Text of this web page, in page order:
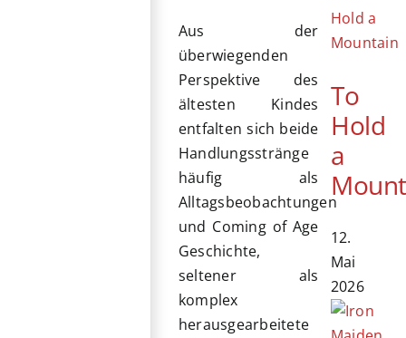
Aus der
überwiegenden
Perspektive des
ältesten Kindes
entfalten sich beide
Handlungsstränge
häufig als
Alltagsbeobachtungen
und Coming of Age
Geschichte,
seltener als
komplex
herausgearbeitete
To
Hold
a
12.
Mai
2026